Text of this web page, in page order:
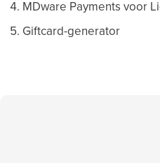
MDware Payments voor
Giftcard-generator